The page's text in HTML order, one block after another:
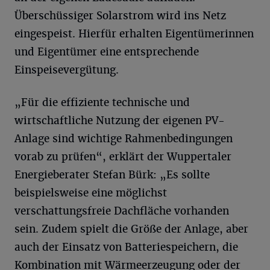
Überschüssiger Solarstrom wird ins Netz
eingespeist. Hierfür erhalten Eigentümerinnen
und Eigentümer eine entsprechende
Einspeisevergütung.
„Für die effiziente technische und
wirtschaftliche Nutzung der eigenen PV-
Anlage sind wichtige Rahmenbedingungen
vorab zu prüfen“, erklärt der Wuppertaler
Energieberater Stefan Bürk: „Es sollte
beispielsweise eine möglichst
verschattungsfreie Dachfläche vorhanden
sein. Zudem spielt die Größe der Anlage, aber
auch der Einsatz von Batteriespeichern, die
Kombination mit Wärmeerzeugung oder der